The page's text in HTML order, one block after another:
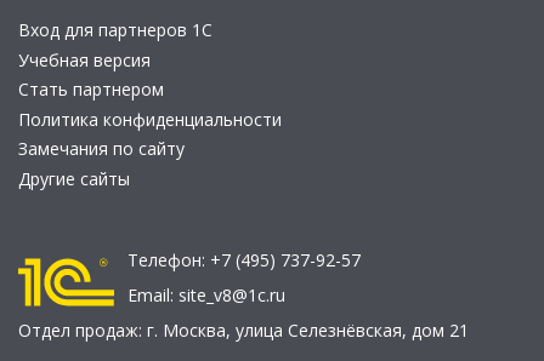
Вход для партнеров 1С
Учебная версия
Стать партнером
Политика конфиденциальности
Замечания по сайту
Другие сайты
Телефон: +7 (495) 737-92-57
Email: site_v8@1c.ru
Отдел продаж: г. Москва, улица Селезнёвская, дом 21